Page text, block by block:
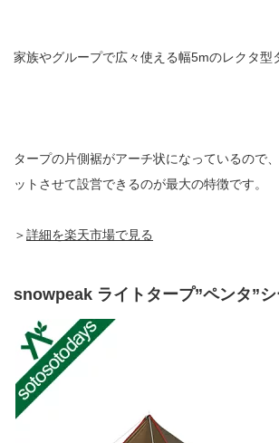
家族やグループで広々使える幅5mのレクタ型
タープの片側裾がアーチ状になっているので
ットさせて設営できるのが最大の特徴です。
＞詳細を楽天市場で見る
snowpeak ライトタープ”ペンタ”シ